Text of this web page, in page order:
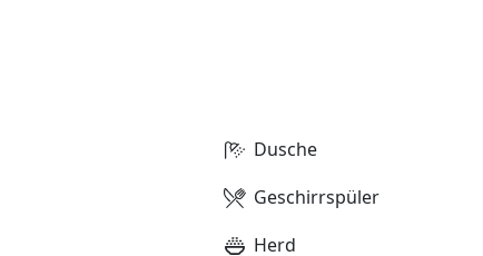
Dusche
Geschirrspüler
Herd